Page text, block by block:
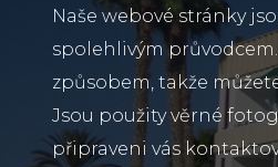
Naše webové stránky
spolehlivým
způsobem, takže
Jsou použity věrné
připraveni vás